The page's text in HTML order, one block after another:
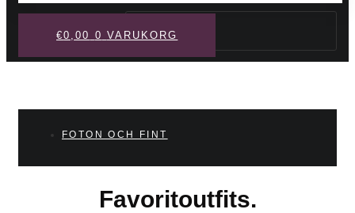
Sök
€0,00 0 VARUKORG
FOTON OCH FINT
Favoritoutfits.